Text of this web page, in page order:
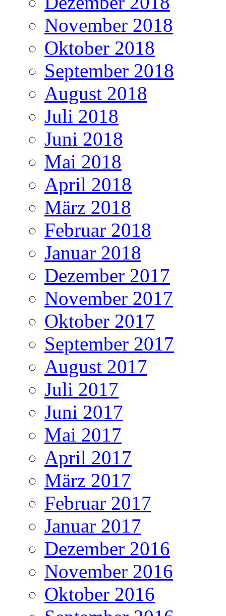
November 2018
Oktober 2018
September 2018
August 2018
Juli 2018
Juni 2018
Mai 2018
April 2018
März 2018
Februar 2018
Januar 2018
Dezember 2017
November 2017
Oktober 2017
September 2017
August 2017
Juli 2017
Juni 2017
Mai 2017
April 2017
März 2017
Februar 2017
Januar 2017
Dezember 2016
November 2016
Oktober 2016